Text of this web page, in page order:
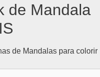
de Mandala
de Mandalas para colorir